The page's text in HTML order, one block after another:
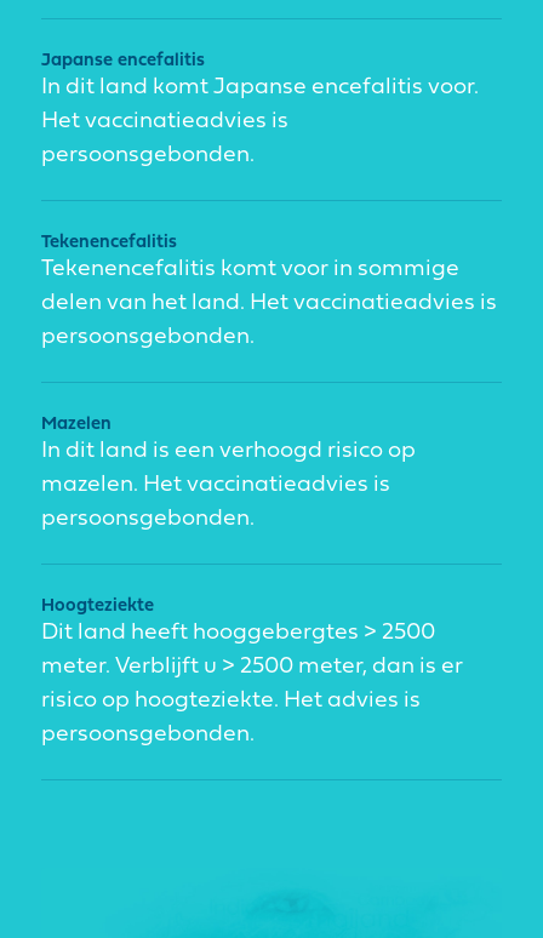
Japanse encefalitis
In dit land komt Japanse encefalitis voor.
Het vaccinatieadvies is
persoonsgebonden.
Tekenencefalitis
Tekenencefalitis komt voor in sommige
delen van het land. Het vaccinatieadvies is
persoonsgebonden.
Mazelen
In dit land is een verhoogd risico op
mazelen. Het vaccinatieadvies is
persoonsgebonden.
Hoogteziekte
Dit land heeft hooggebergtes > 2500
meter. Verblijft u > 2500 meter, dan is er
risico op hoogteziekte. Het advies is
persoonsgebonden.